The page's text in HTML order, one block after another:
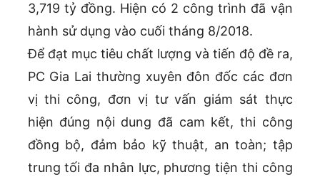
3,719 tỷ đồng. Hiện có 2 công trình đã vận
hành sử dụng vào cuối tháng 8/2018.
Để đạt mục tiêu chất lượng và tiến độ đề ra,
PC Gia Lai thường xuyên đôn đốc các đơn
vị thi công, đơn vị tư vấn giám sát thực
hiện đúng nội dung đã cam kết, thi công
đồng bộ, đảm bảo kỹ thuật, an toàn; tập
trung tối đa nhân lực, phương tiện thi công